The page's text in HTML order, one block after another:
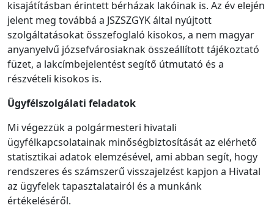
kisajátításban érintett bérházak lakóinak is. Az év elején
jelent meg továbbá a JSZSZGYK által nyújtott
szolgáltatásokat összefoglaló kisokos, a nem magyar
anyanyelvű józsefvárosiaknak összeállított tájékoztató
füzet, a lakcímbejelentést segítő útmutató és a
részvételi kisokos is.
Ügyfélszolgálati feladatok
Mi végezzük a polgármesteri hivatali
ügyfélkapcsolatainak minőségbiztosítását az elérhető
statisztikai adatok elemzésével, ami abban segít, hogy
rendszeres és számszerű visszajelzést kapjon a Hivatal
az ügyfelek tapasztalatairól és a munkánk
értékeléséről.